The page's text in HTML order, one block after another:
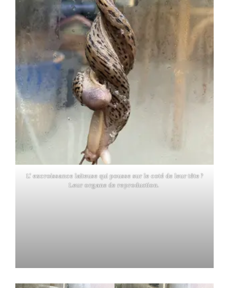
L’ excroissance laiteuse qui pousse sur le coté de leur tête ?
Leur organe de reproduction.